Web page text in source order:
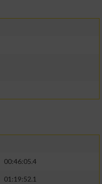
00:46:05.4
01:19:52.1